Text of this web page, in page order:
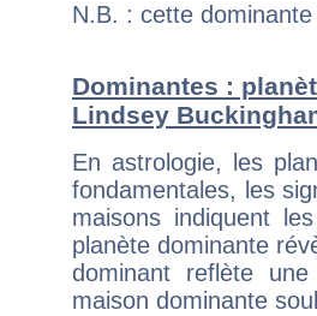
N.B. : cette
Dominantes :
Lindsey
En astrologie, les
fondamentales, les
maisons indiquent
planète dominante
dominant reflète
maison dominante